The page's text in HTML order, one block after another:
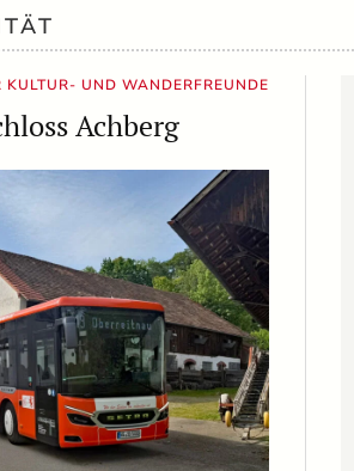
KULTUR- UND WANDERFREUNDE
Achberg